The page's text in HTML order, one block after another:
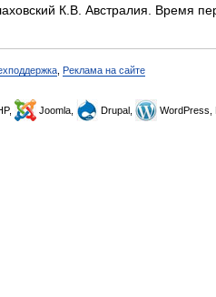
К.В. Австралия. Время
Реклама на сайте
Joomla, Drupal, WordPress,